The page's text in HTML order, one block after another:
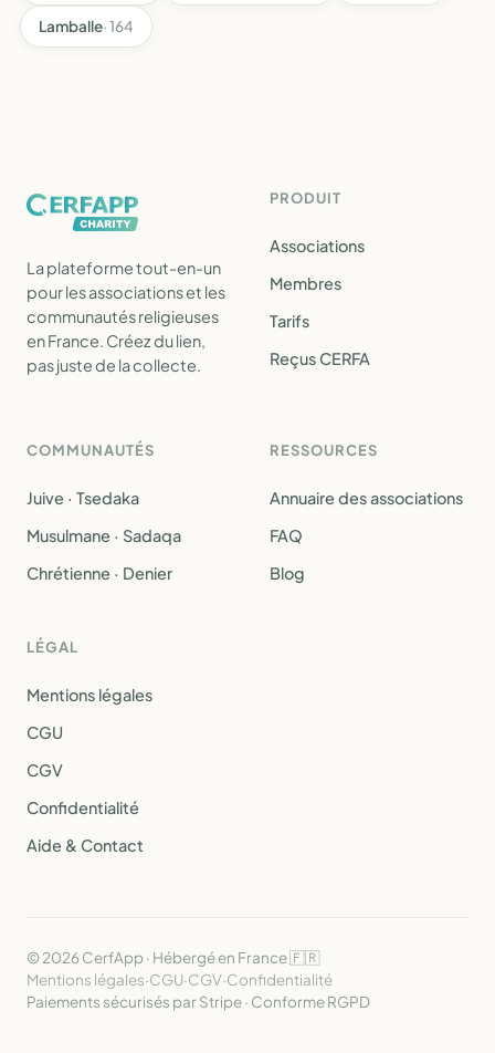
Lamballe· 164
La plateforme tout-en-un
pour les associations et les
communautés religieuses
en France. Créez du lien,
pas juste de la collecte.
PRODUIT
Associations
Membres
Tarifs
Reçus CERFA
COMMUNAUTÉS
Juive · Tsedaka
Musulmane · Sadaqa
Chrétienne · Denier
RESSOURCES
Annuaire des associations
FAQ
Blog
LÉGAL
Mentions légales
CGU
CGV
Confidentialité
Aide & Contact
© 2026 CerfApp · Hébergé en France 🇫🇷
Mentions légales·CGU·CGV·Confidentialité
Paiements sécurisés par Stripe · Conforme RGPD